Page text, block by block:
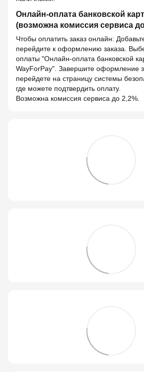
Онлайн-оплата банковской
(возможна комиссия сервиса
Чтобы оплатить заказ онлайн:
перейдите к оформлению заказа.
оплаты "Онлайн-оплата банковской
WayForPay". Завершите оформление
перейдете на страницу системы
где можете подтвердить оплату.
Возможна комиссия сервиса до 2,2%.